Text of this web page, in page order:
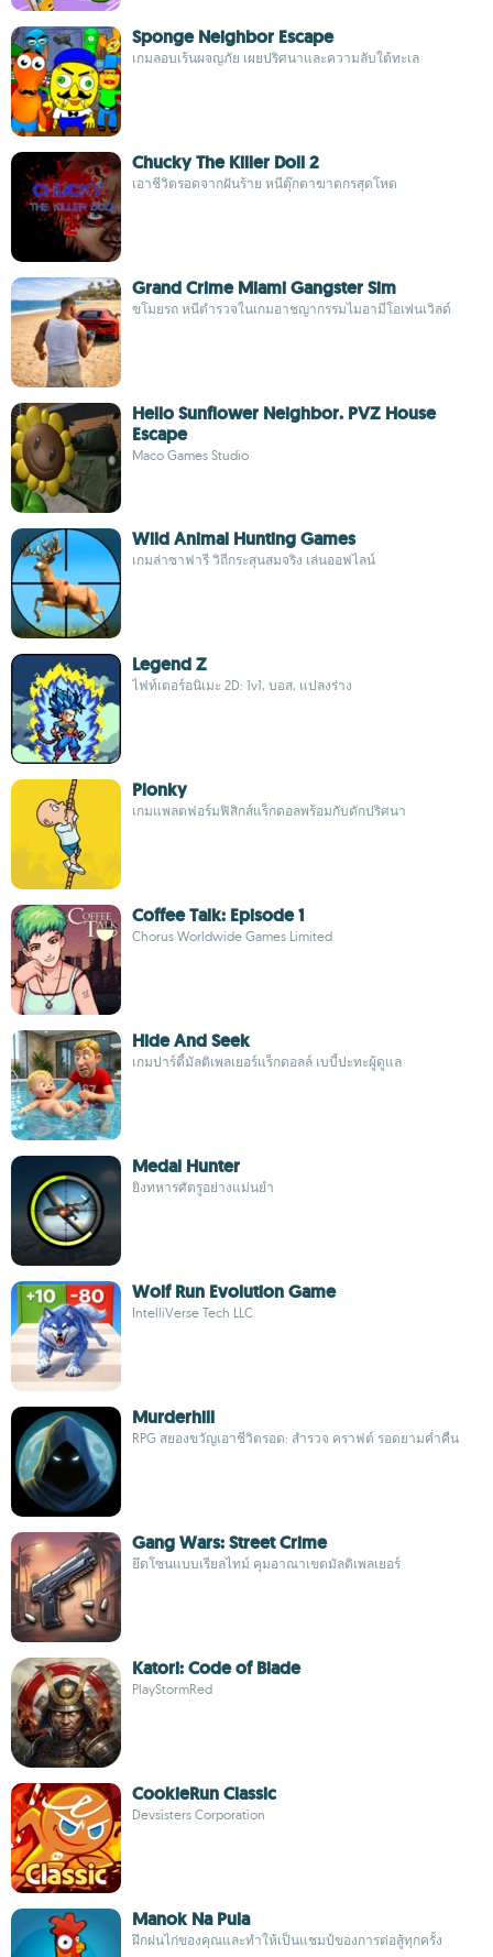
Sponge Neighbor Escape
เกมลอบเร้นผจญภัย เผยปริศนาและความลับใต้ทะเล
Chucky The Killer Doll 2
เอาชีวิตรอดจากฝันร้าย หนีตุ๊กตาฆาตกรสุดโหด
Grand Crime Miami Gangster Sim
ขโมยรถ หนีตำรวจในเกมอาชญากรรมไมอามีโอเพ่นเวิลด์
Hello Sunflower Neighbor. PVZ House
Escape
Maco Games Studio
Wild Animal Hunting Games
เกมล่าซาฟารี วิถีกระสุนสมจริง เล่นออฟไลน์
Legend Z
ไฟท์เตอร์อนิเมะ 2D: 1v1, บอส, แปลงร่าง
Plonky
เกมแพลตฟอร์มฟิสิกส์แร็กดอลพร้อมกับดักปริศนา
Coffee Talk: Episode 1
Chorus Worldwide Games Limited
Hide And Seek
เกมปาร์ตี้มัลติเพลเยอร์แร็กดอลล์ เบบี้ปะทะผู้ดูแล
Medal Hunter
ยิงทหารศัตรูอย่างแม่นยำ
Wolf Run Evolution Game
IntelliVerse Tech LLC
Murderhill
RPG สยองขวัญเอาชีวิตรอด: สำรวจ คราฟต์ รอดยามค่ำคืน
Gang Wars: Street Crime
ยึดโซนแบบเรียลไทม์ คุมอาณาเขตมัลติเพลเยอร์
Katori: Code of Blade
PlayStormRed
CookieRun Classic
Devsisters Corporation
Manok Na Pula
ฝึกฝนไก่ของคุณและทำให้เป็นแชมป์ของการต่อสู้ทุกครั้ง